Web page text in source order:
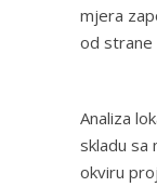
mjera
od strane
Analiza
skladu sa
okviru